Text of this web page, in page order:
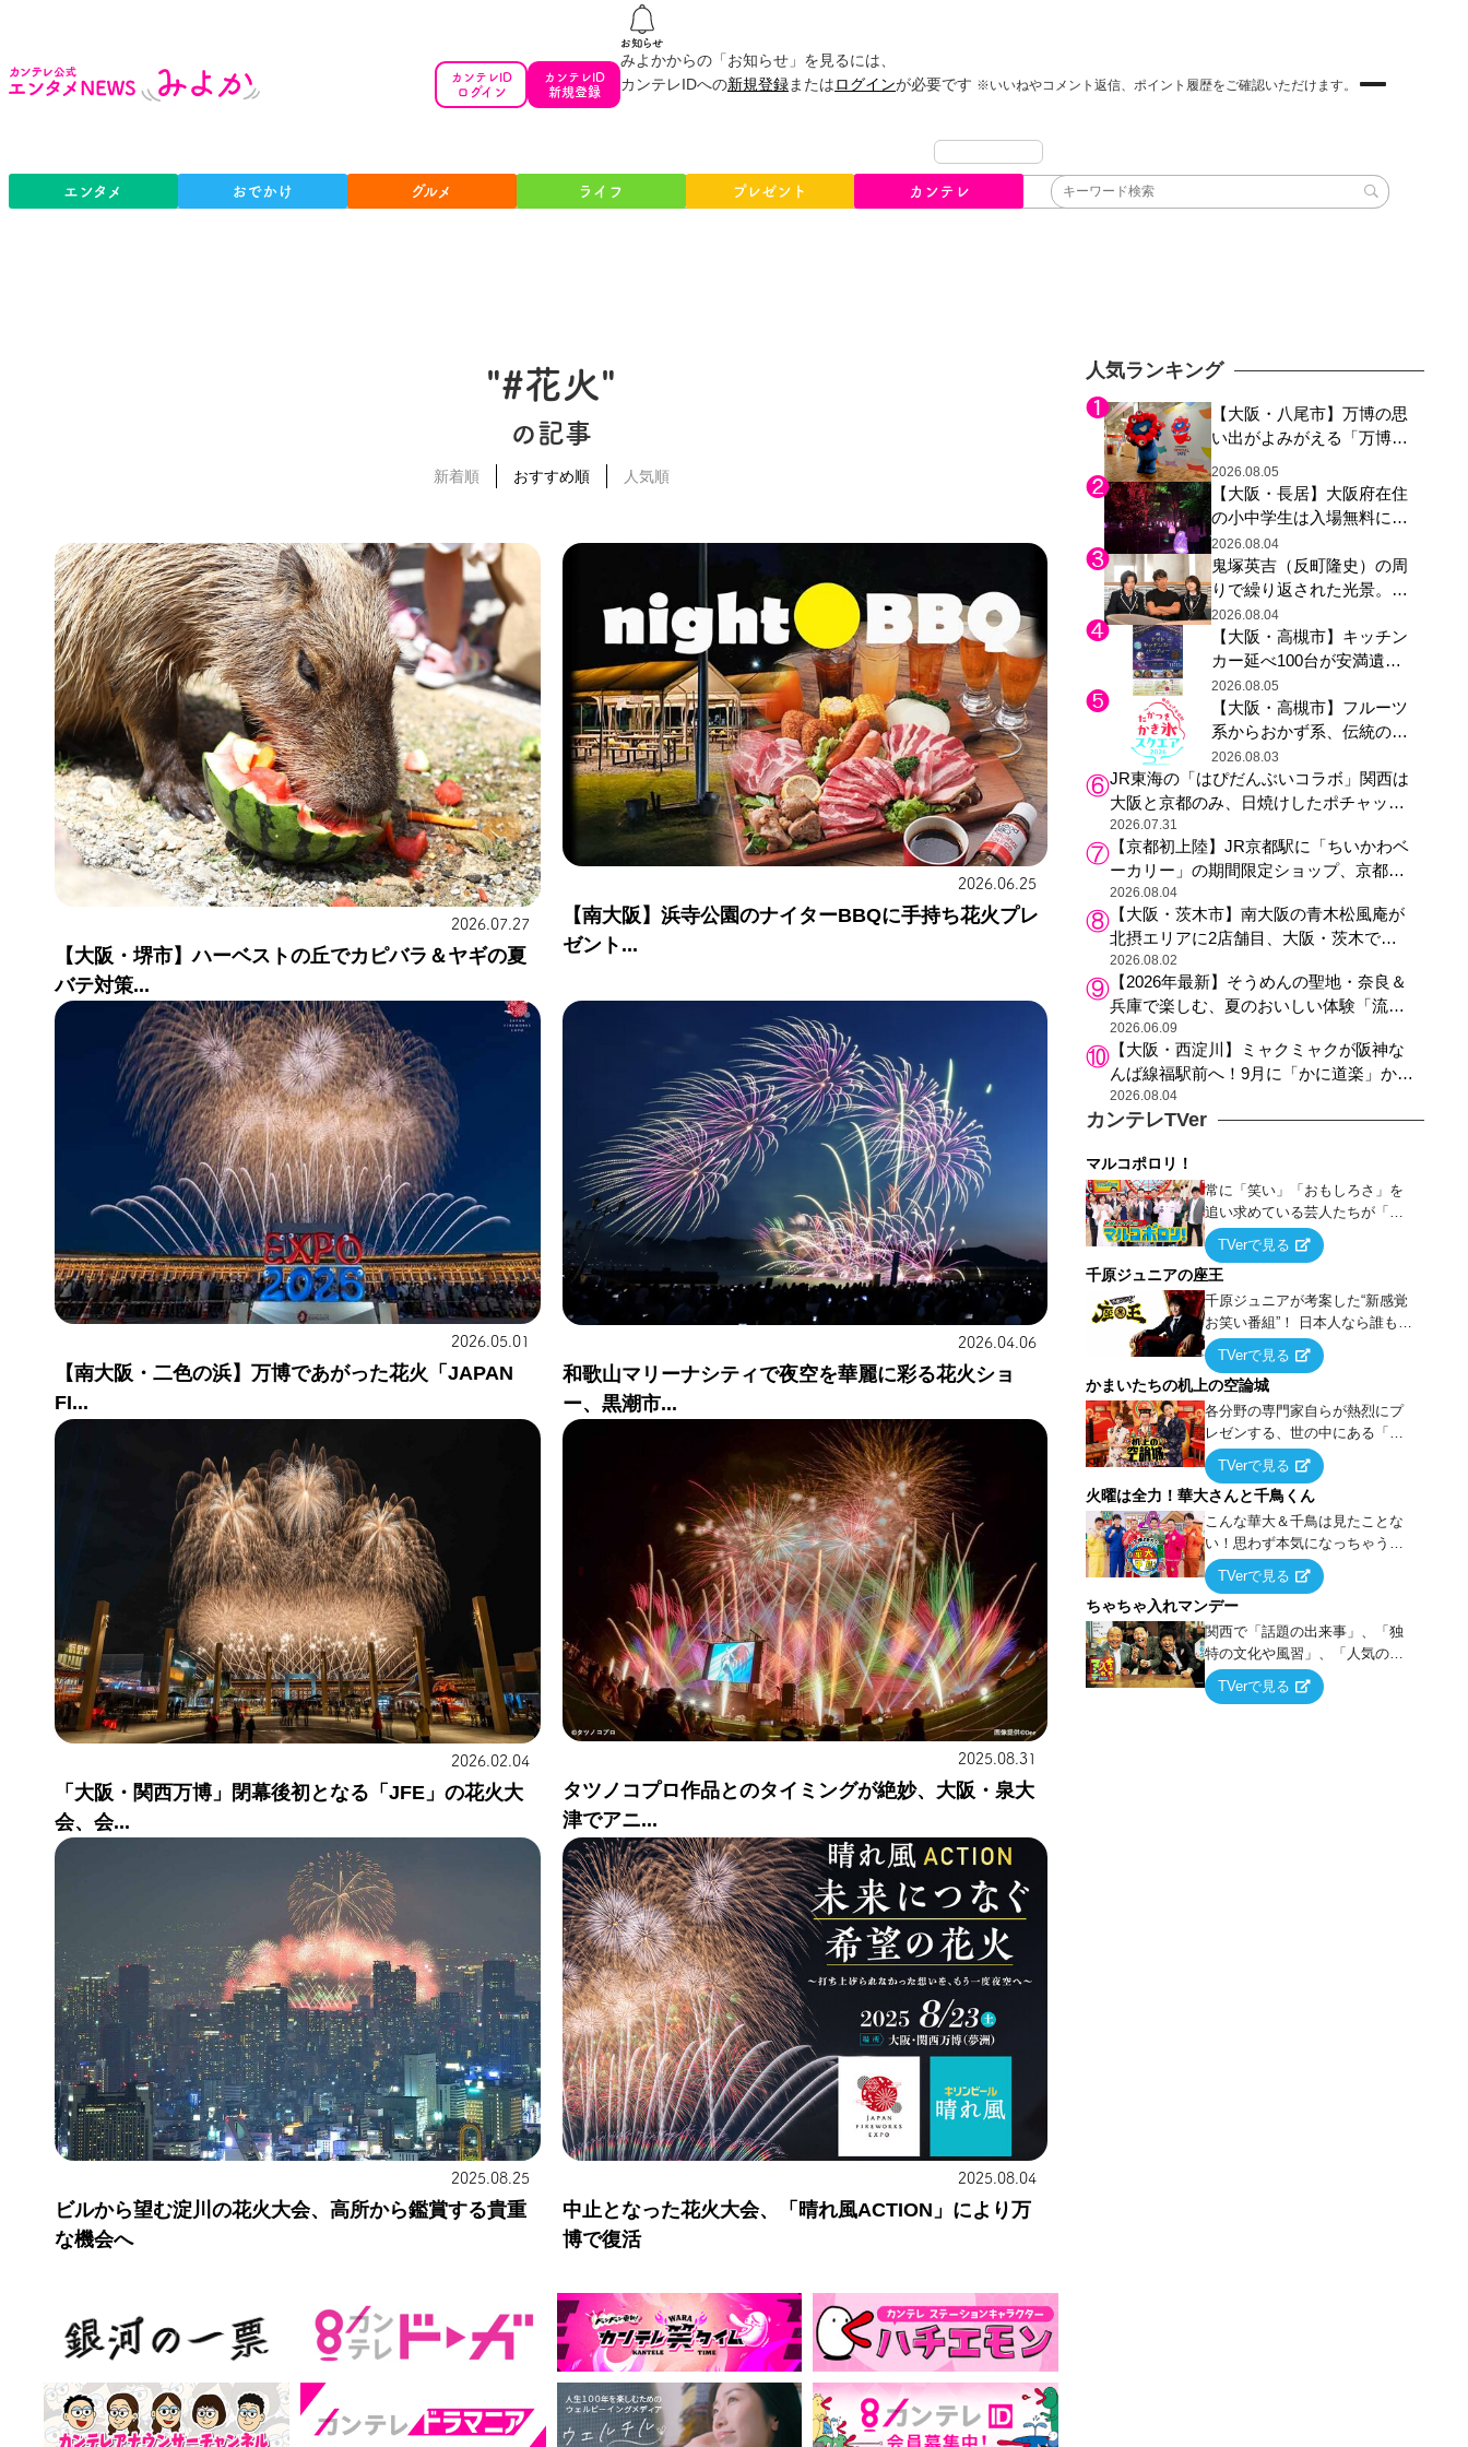
カンテレID
ログイン
カンテレID
新規登録
みよかからの「お知らせ」を見るには、
カンテレIDへの新規登録またはログインが必要です ※いいねやコメント返信、ポイント履歴をご確認いただけます。
エンタメ おでかけ グルメ ライフ プレゼント カンテレ
"#花火"
の記事
新着順 おすすめ順 人気順
2026.07.27
【大阪・堺市】ハーベストの丘でカピバラ＆ヤギの夏
バテ対策...
2026.06.25
【南大阪】浜寺公園のナイターBBQに手持ち花火プレ
ゼント...
2026.05.01
【南大阪・二色の浜】万博であがった花火「JAPAN
FI...
2026.04.06
和歌山マリーナシティで夜空を華麗に彩る花火ショ
ー、黒潮市...
2026.02.04
「大阪・関西万博」閉幕後初となる「JFE」の花火大
会、会...
2025.08.31
タツノコプロ作品とのタイミングが絶妙、大阪・泉大
津でアニ...
2025.08.25
ビルから望む淀川の花火大会、高所から鑑賞する貴重
な機会へ
2025.08.04
中止となった花火大会、「晴れ風ACTION」により万
博で復活
人気ランキング
【大阪・八尾市】万博の思
い出がよみがえる「万博レ
クミャク登場、大屋根リン
グ木材展示も
2026.08.05
【大阪・長居】大阪府在住
の小中学生は入場無料に、
チームラボが「夏休みの自
由研究の課題に」と「ボタ
ニカルガーデン 大阪」へ招
待
2026.08.04
鬼塚英吉（反町隆史）の周
りで繰り返された光景。ド
ラマ『GTO』第３話で光っ
た演出の巧みさ
2026.08.04
【大阪・高槻市】キッチン
カー延べ100台が安満遺跡
公園に集結、夏の夜を満喫
する4日間のグルメイベン
ト
2026.08.05
【大阪・高槻市】フルーツ
系からおかず系、伝統の天
然氷まで人気店が集結、高
槻阪急スクエアで「かき
氷」祭り
2026.08.03
JR東海の「はぴだんぶいコラボ」関西は
大阪と京都のみ、日焼けしたポチャッコ
らサンリオキャラが描かれた駅弁やグッ
ズが登場
2026.07.31
【京都初上陸】JR京都駅に「ちいかわベ
ーカリー」の期間限定ショップ、京都の
銘菓“おたべ”との限定コラボも
2026.08.04
【大阪・茨木市】南大阪の青木松風庵が
北摂エリアに2店舗目、大阪・茨木で
も“焼きたて”の月化粧が食べられる
2026.08.02
【2026年最新】そうめんの聖地・奈良＆
兵庫で楽しむ、夏のおいしい体験「流し
そうめん体験」おすすめ3選
2026.06.09
【大阪・西淀川】ミャクミャクが阪神な
んば線福駅前へ！9月に「かに道楽」から
阪神沿線の新ランドマークにお引っ越し
2026.08.04
カンテレTVer
マルコポロリ！
常に「笑い」「おもしろさ」を
追い求めている芸人たちが「芸
能界」という大海原に漕ぎ出で
て、新たなオモシロ人間を発掘
する！
TVerで見る
千原ジュニアの座王
千原ジュニアが考案した“新感覚
お笑い番組”！ 日本人なら誰もが
馴染みのある『イス取りゲー
ム』をベースに、大喜利・ギャ
グ・モノボケ・歌…など様々な
お題で芸人がショートネタを競
い合う！
TVerで見る
かまいたちの机上の空論城
各分野の専門家自らが熱烈にプ
レゼンする、世の中にある「試
したことはないが、やってみた
らこうなる！…ハズ」という“机
上の空論”に若手芸人らがカラダ
を張って挑む！
TVerで見る
火曜は全力！華大さんと千鳥くん
こんな華大＆千鳥は見たことな
い！思わず本気になっちゃうゲ
ームに挑戦するバラエティー！
TVerで見る
ちゃちゃ入れマンデー
関西で「話題の出来事」、「独
特の文化や風習」、「人気の行
列ができる店」などあらゆるテ
ーマについて好き放題にちゃち
TVerで見る